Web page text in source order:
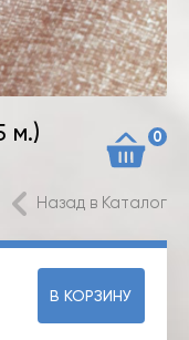
м.) 0
Назад в Каталог
В КОРЗИНУ